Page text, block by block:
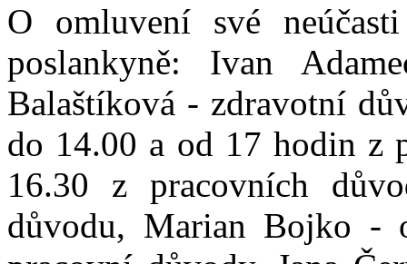
O omluvení své
poslankyně: Ivan
Balaštíková - zdravotní
do 14.00 a od 17 hodin z
16.30 z pracovních
důvodu, Marian Bojko -